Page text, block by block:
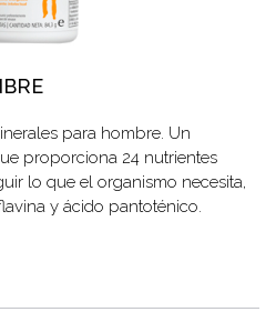
para hombre. Un
proporciona 24 nutrientes
lo que el organismo necesita,
y ácido pantoténico.